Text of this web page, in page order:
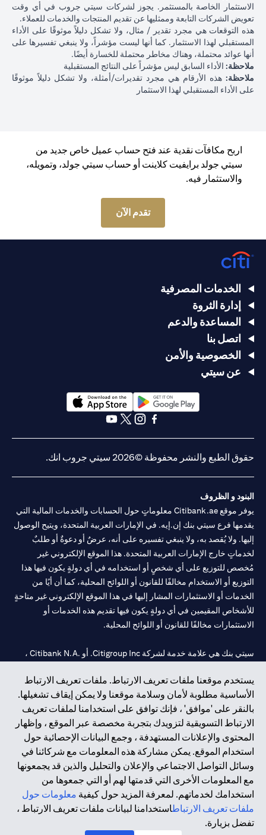
الاستثمار الخاصة بالمستثمر. يجوز لشركات سيتي جروب في أي وقت
تعويض الشركات التابعة وممثليها عن تقديم المنتجات والخدمات للعملاء.
هذه التوقعات هي مجرد تقدير / مثال، ولا تشكل دليلاً موثوقًا على الأداء
المستقبلي لهذا الاستثمار. كما أنها ليست مؤشراً، ولا ينبغي تفسيرها على
أنها عوائد محتملة، وهناك مخاطر محتملة للخسارة أيضًا.
ملاحظة: الأداء السابق ليس مؤشراً على النتائج المستقبلية
ملاحظة: هذه الأرقام هي مجرد تقديرات/أمثلة، ولا تشكل دليلاً موثوقًا
على الأداء المستقبلي لهذا الاستثمار
اربح مكافآت نقدية عند فتح حساب عميل خاص جديد من
سيتي جولد برايفيت كلاينت أو حساب سيتي جولد، وتمويله،
والاستثمار فيه.
تقدم الآن
يستخدم موقعنا ملفات تعريف الارتباط. ملفات تعريف الارتباط
الأساسية مطلوبة لأمان وسلامة موقعنا ولا يمكن إيقاف تشغيلها.
بالنقر على 'موافق' ، فإنك توافق على استخدامنا لملفات تعريف
الارتباط التسويقية لتزويدك بتجربة مخصصة عبر الموقع ، وإظهار
المحتوى والإعلانات المستهدفة ، وجمع البيانات الإحصائية حول
استخدام الموقع. يمكن مشاركة هذه المعلومات مع شركائنا في
وسائل التواصل الاجتماعي والإعلان والتحليل والذين قد يجمعونها
مع المعلومات الأخرى التي قدمتها لهم أو التي جمعوها من
استخدامك لخدماتهم. لمعرفة المزيد حول كيفية معلومات حول
ملفات تعريف الارتباطاستخدامنا لبيانات ملفات تعريف الارتباط ،
تفضل بزيارة.
الخدمات المصرفية
إدارة الثروة
المساعدة والدعم
اتصل بنا
الخصوصية والأمن
عن سيتي
opens in a new tab
opens in a new tab
حقوق الطبع والنشر محفوظة ©2026 سيتي جروب انك.
البنود و الظروف
يوفر موقع Citibank.ae معلوماتٍ حول الحسابات والخدمات المالية التي
يقدمها فرع سيتي بنك إن.إيه. في الإمارات العربية المتحدة، ويتيح الوصول
إليها. ولا يُقصد به، ولا ينبغي تفسيره على أنه، عرضٌ أو دعوةٌ أو طلبٌ
لخدماتٍ خارج الإمارات العربية المتحدة. هذا الموقع الإلكتروني غير
مُخصص للتوزيع على أي شخصٍ أو استخدامه في أي دولةٍ يكون فيها هذا
التوزيع أو الاستخدام مخالفًا للقانون أو اللوائح المحلية، كما أن أيًا من
الخدمات أو الاستثمارات المشار إليها في هذا الموقع الإلكتروني غير متاحةٍ
للأشخاص المقيمين في أي دولةٍ يكون فيها تقديم هذه الخدمات أو
الاستثمارات مخالفًا للقانون أو اللوائح المحلية.
سيتي بنك هي علامة خدمة لشركة Citigroup Inc. أو .Citibank N.A ،
سيتي بنك إن. إيه. الإمارات مسجل لدى مصرف الإمارات المركزي تحت
أرقام التراخيص 202563 لفرع الوصل في دبي، 531989 لفرع مول
الإمارات في دبي، و CN-1002019 لفرع أبوظبي. هاتف: 4000 311 04.
فرع سيتي بنك إن إيه - الإمارات العربية المتحدة مرخص من مصرف
الإمارات العربية المتحدة المركزي كفرع لبنك أجنبي.
سيتي بنك إن إيه الإمارات العربية المتحدة مرخص من هيئة الأوراق المالية
والسلع في الإمارات العربية المتحدة ("SCA") للقيام بالنشاط المالي لـ أ)
الاستشارات المالية والتعريف والترويج بموجب ترخيص رقم
20200000097 ب) وسيط تداول في الأسواق الدولية بموجب ترخيص